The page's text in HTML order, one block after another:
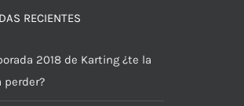
RECIENTES
2018 de Karting ¿te la
perder?